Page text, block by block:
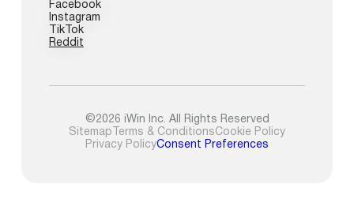
Facebook
Instagram
TikTok
Reddit
©2026 iWin Inc. All Rights Reserved
Sitemap Terms & ConditionsCookie Policy
Privacy PolicyConsent Preferences